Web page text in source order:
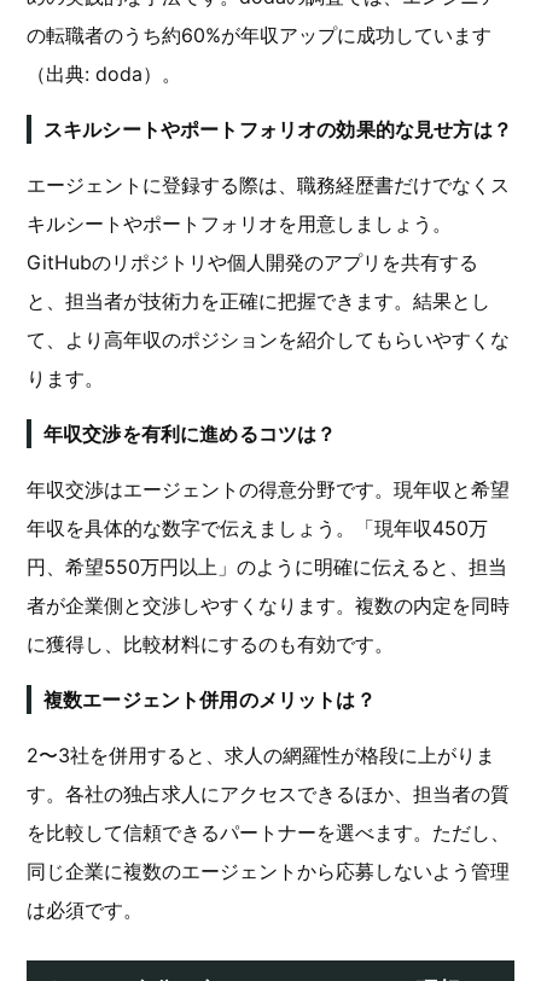
の転職者のうち約60%が年収アップに成功しています
（出典: doda）。
スキルシートやポートフォリオの効果的な見せ方は？
エージェントに登録する際は、職務経歴書だけでなくス
キルシートやポートフォリオを用意しましょう。
GitHubのリポジトリや個人開発のアプリを共有する
と、担当者が技術力を正確に把握できます。結果とし
て、より高年収のポジションを紹介してもらいやすくな
ります。
年収交渉を有利に進めるコツは？
年収交渉はエージェントの得意分野です。現年収と希望
年収を具体的な数字で伝えましょう。「現年収450万
円、希望550万円以上」のように明確に伝えると、担当
者が企業側と交渉しやすくなります。複数の内定を同時
に獲得し、比較材料にするのも有効です。
複数エージェント併用のメリットは？
2〜3社を併用すると、求人の網羅性が格段に上がりま
す。各社の独占求人にアクセスできるほか、担当者の質
を比較して信頼できるパートナーを選べます。ただし、
同じ企業に複数のエージェントから応募しないよう管理
は必須です。